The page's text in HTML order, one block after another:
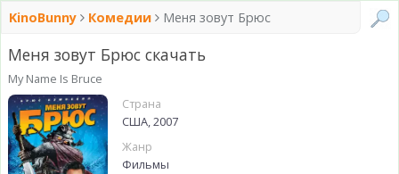
KinoBunny Комедии Меня зовут Брюс
Меня зовут Брюс скачать
My Name Is Bruce
Страна
США, 2007
Жанр
Фильмы